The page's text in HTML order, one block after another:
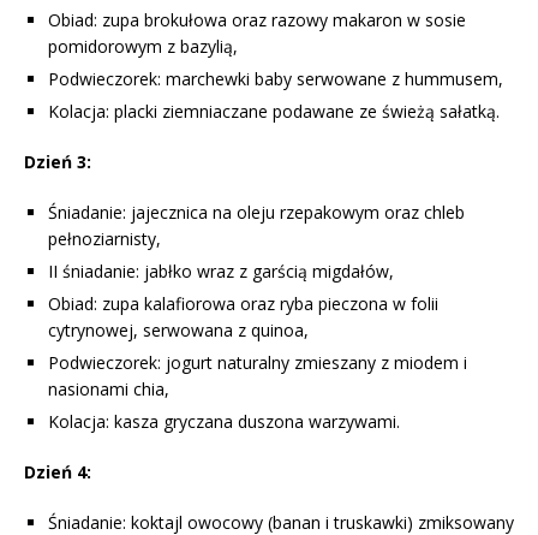
Obiad: zupa brokułowa oraz razowy makaron w sosie
pomidorowym z bazylią,
Podwieczorek: marchewki baby serwowane z hummusem,
Kolacja: placki ziemniaczane podawane ze świeżą sałatką.
Dzień 3:
Śniadanie: jajecznica na oleju rzepakowym oraz chleb
pełnoziarnisty,
II śniadanie: jabłko wraz z garścią migdałów,
Obiad: zupa kalafiorowa oraz ryba pieczona w folii
cytrynowej, serwowana z quinoa,
Podwieczorek: jogurt naturalny zmieszany z miodem i
nasionami chia,
Kolacja: kasza gryczana duszona warzywami.
Dzień 4:
Śniadanie: koktajl owocowy (banan i truskawki) zmiksowany